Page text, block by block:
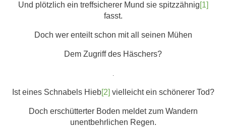
Und plötzlich ein treffsicherer Mund sie spitzzähnig[1]
fasst.
Doch wer enteilt schon mit all seinen Mühen
Dem Zugriff des Häschers?
Ist eines Schnabels Hieb[2] vielleicht ein schönerer Tod?
Doch erschütterter Boden meldet zum Wandern
unentbehrlichen Regen.